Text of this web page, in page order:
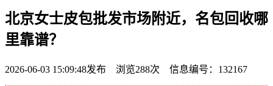
北京女士皮包批发市场附近，名包回收哪
里靠谱？
2026-06-03 15:09:48发布 浏览288次 信息编号：132167